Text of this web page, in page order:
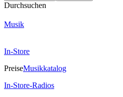
Durchsuchen
Musik
In-Store
PreiseMusikkatalog
In-Store-Radios